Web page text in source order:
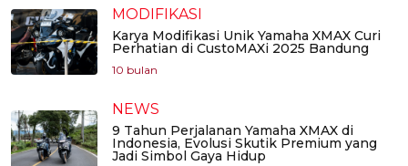
MODIFIKASI
Karya Modifikasi Unik Yamaha XMAX Curi
Perhatian di CustoMAXi 2025 Bandung
10 bulan
NEWS
9 Tahun Perjalanan Yamaha XMAX di
Indonesia, Evolusi Skutik Premium yang
Jadi Simbol Gaya Hidup